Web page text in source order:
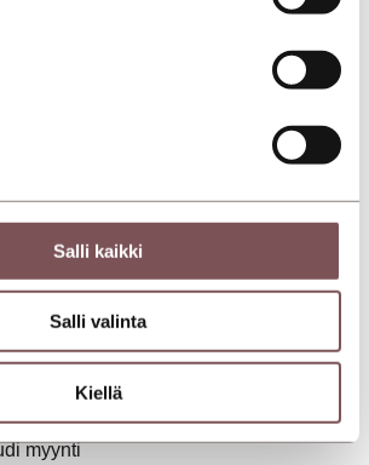
Salli kaikki
Salli valinta
Kiellä
Varaosat
myynti
Hyötyautot myynti
myynti